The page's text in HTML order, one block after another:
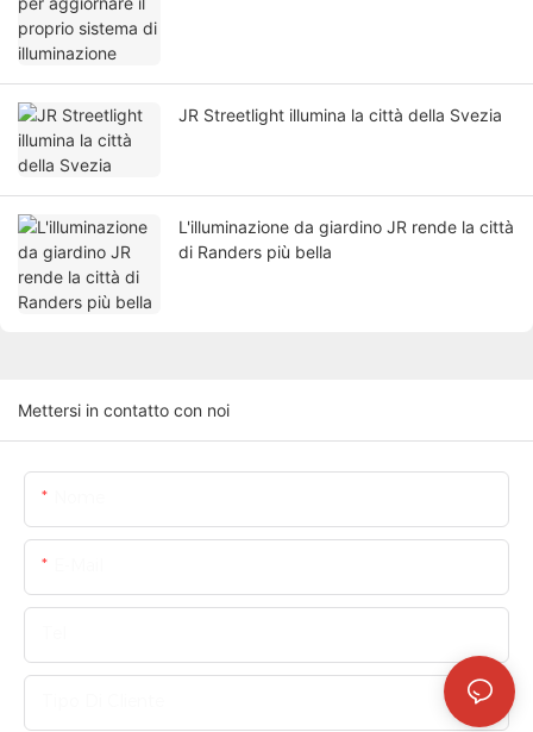
JR Streetlight illumina la città della Svezia
L'illuminazione da giardino JR rende la città
di Randers più bella
Mettersi in contatto con noi